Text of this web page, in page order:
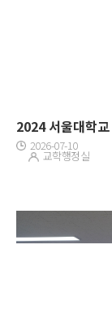
2024 서울대학
2026-07-10
교학행정실